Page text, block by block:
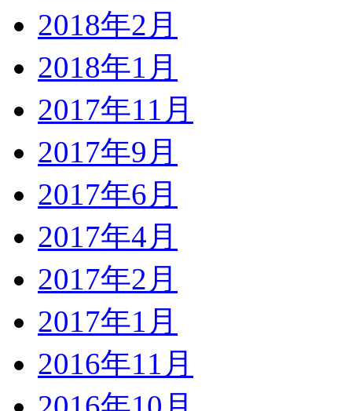
2018年2月
2018年1月
2017年11月
2017年9月
2017年6月
2017年4月
2017年2月
2017年1月
2016年11月